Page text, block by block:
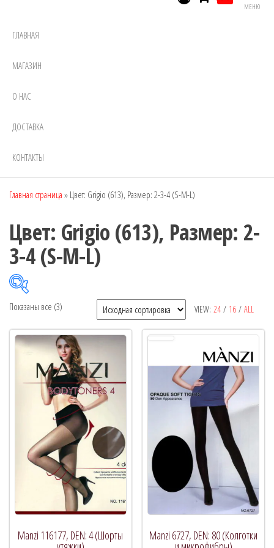
МЕНЮ
ГЛАВНАЯ
МАГАЗИН
О НАС
ДОСТАВКА
КОНТАКТЫ
Главная страница » Цвет: Grigio (613), Размер: 2-3-4 (S-M-L)
Цвет: Grigio (613), Размер: 2-
3-4 (S-M-L)
Рекомендуемый продукт
В продаже(0)
Категории товаров
Метки товаров
VIEW: 24 / 16 / ALL
Показаны все (3)
Manzi 116177, DEN: 4 (Шорты Manzi 6727, DEN: 80 (Колготки